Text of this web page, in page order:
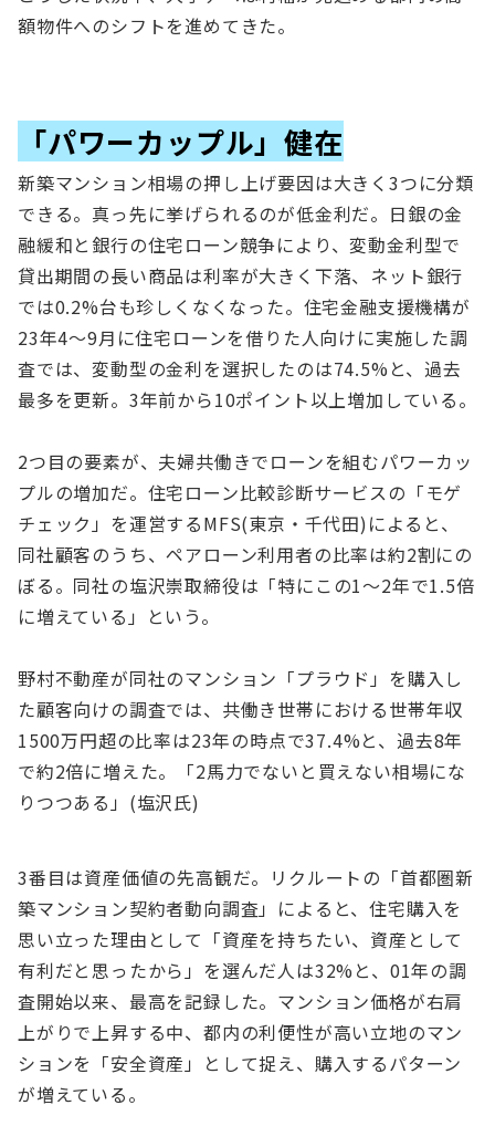
額物件へのシフトを進めてきた。
「パワーカップル」健在
新築マンション相場の押し上げ要因は大きく3つに分類
できる。真っ先に挙げられるのが低金利だ。日銀の金
融緩和と銀行の住宅ローン競争により、変動金利型で
貸出期間の長い商品は利率が大きく下落、ネット銀行
では0.2%台も珍しくなくなった。住宅金融支援機構が
23年4〜9月に住宅ローンを借りた人向けに実施した調
査では、変動型の金利を選択したのは74.5%と、過去
最多を更新。3年前から10ポイント以上増加している。
2つ目の要素が、夫婦共働きでローンを組むパワーカッ
プルの増加だ。住宅ローン比較診断サービスの「モゲ
チェック」を運営するMFS(東京・千代田)によると、
同社顧客のうち、ペアローン利用者の比率は約2割にの
ぼる。同社の塩沢崇取締役は「特にこの1〜2年で1.5倍
に増えている」という。
野村不動産が同社のマンション「プラウド」を購入し
た顧客向けの調査では、共働き世帯における世帯年収
1500万円超の比率は23年の時点で37.4%と、過去8年
で約2倍に増えた。「2馬力でないと買えない相場にな
りつつある」(塩沢氏)
3番目は資産価値の先高観だ。リクルートの「首都圏新
築マンション契約者動向調査」によると、住宅購入を
思い立った理由として「資産を持ちたい、資産として
有利だと思ったから」を選んだ人は32%と、01年の調
査開始以来、最高を記録した。マンション価格が右肩
上がりで上昇する中、都内の利便性が高い立地のマン
ションを「安全資産」として捉え、購入するパターン
が増えている。